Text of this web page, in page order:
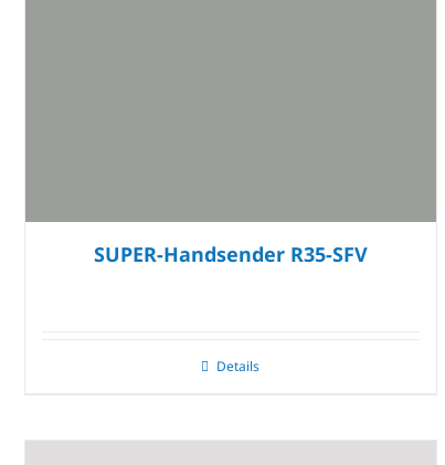
SUPER-Handsender R35-SFV
Details